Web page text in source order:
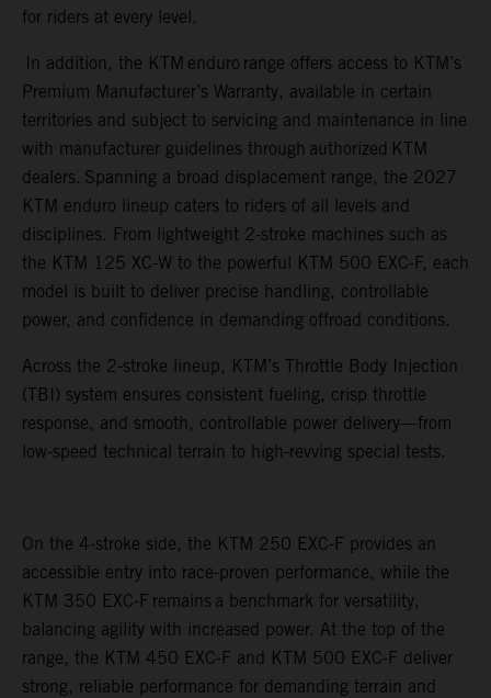
for riders at every level.
In addition, the KTM enduro range offers access to KTM’s
Premium Manufacturer’s Warranty, available in certain
territories and subject to servicing and maintenance in line
with manufacturer guidelines through authorized KTM
dealers. Spanning a broad displacement range, the 2027
KTM enduro lineup caters to riders of all levels and
disciplines. From lightweight 2-stroke machines such as
the KTM 125 XC-W to the powerful KTM 500 EXC-F, each
model is built to deliver precise handling, controllable
power, and confidence in demanding offroad conditions.
Across the 2-stroke lineup, KTM’s Throttle Body Injection
(TBI) system ensures consistent fueling, crisp throttle
response, and smooth, controllable power delivery—from
low-speed technical terrain to high-revving special tests.
On the 4-stroke side, the KTM 250 EXC-F provides an
accessible entry into race-proven performance, while the
KTM 350 EXC-F remains a benchmark for versatility,
balancing agility with increased power. At the top of the
range, the KTM 450 EXC-F and KTM 500 EXC-F deliver
strong, reliable performance for demanding terrain and